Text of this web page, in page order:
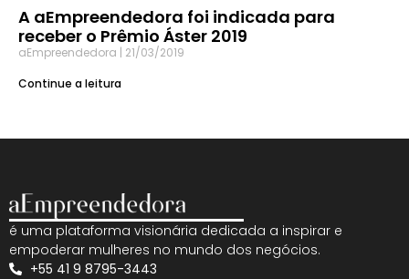
A aEmpreendedora foi indicada para
receber o Prêmio Áster 2019
aEmpreendedora
21/03/2019
Continue a leitura
é uma plataforma visionária dedicada a inspirar e
empoderar mulheres no mundo dos negócios.
+55 41 9 8795-3443